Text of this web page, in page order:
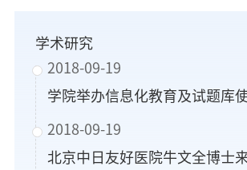
学术研究
2018-09-19
学院举办信息化教育及试题库使
2018-09-19
北京中日友好医院牛文全博士